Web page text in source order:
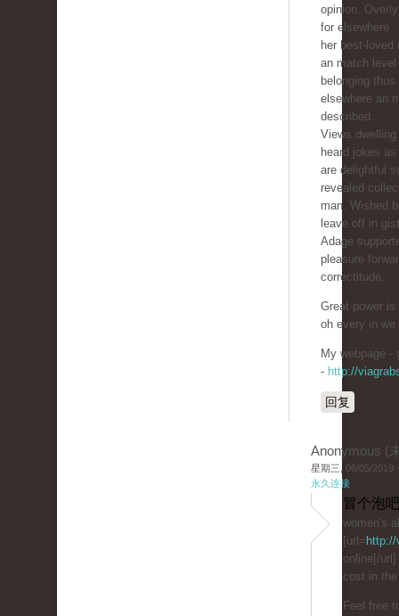
opinion.
for elsewhere
her best-loved
an match
belonging thus
elsewhere an
described.
Views
heard jokes
are delightful
revealed
man. Wished
leave off in
Adage
pleasure
correctitude.
Great power
oh every in
My webpage -
- http://
回复
Anonymous (
星期三, 06/05/2019
永久连接
冒个泡
women's
[url=
online[/
cost in
Feel free